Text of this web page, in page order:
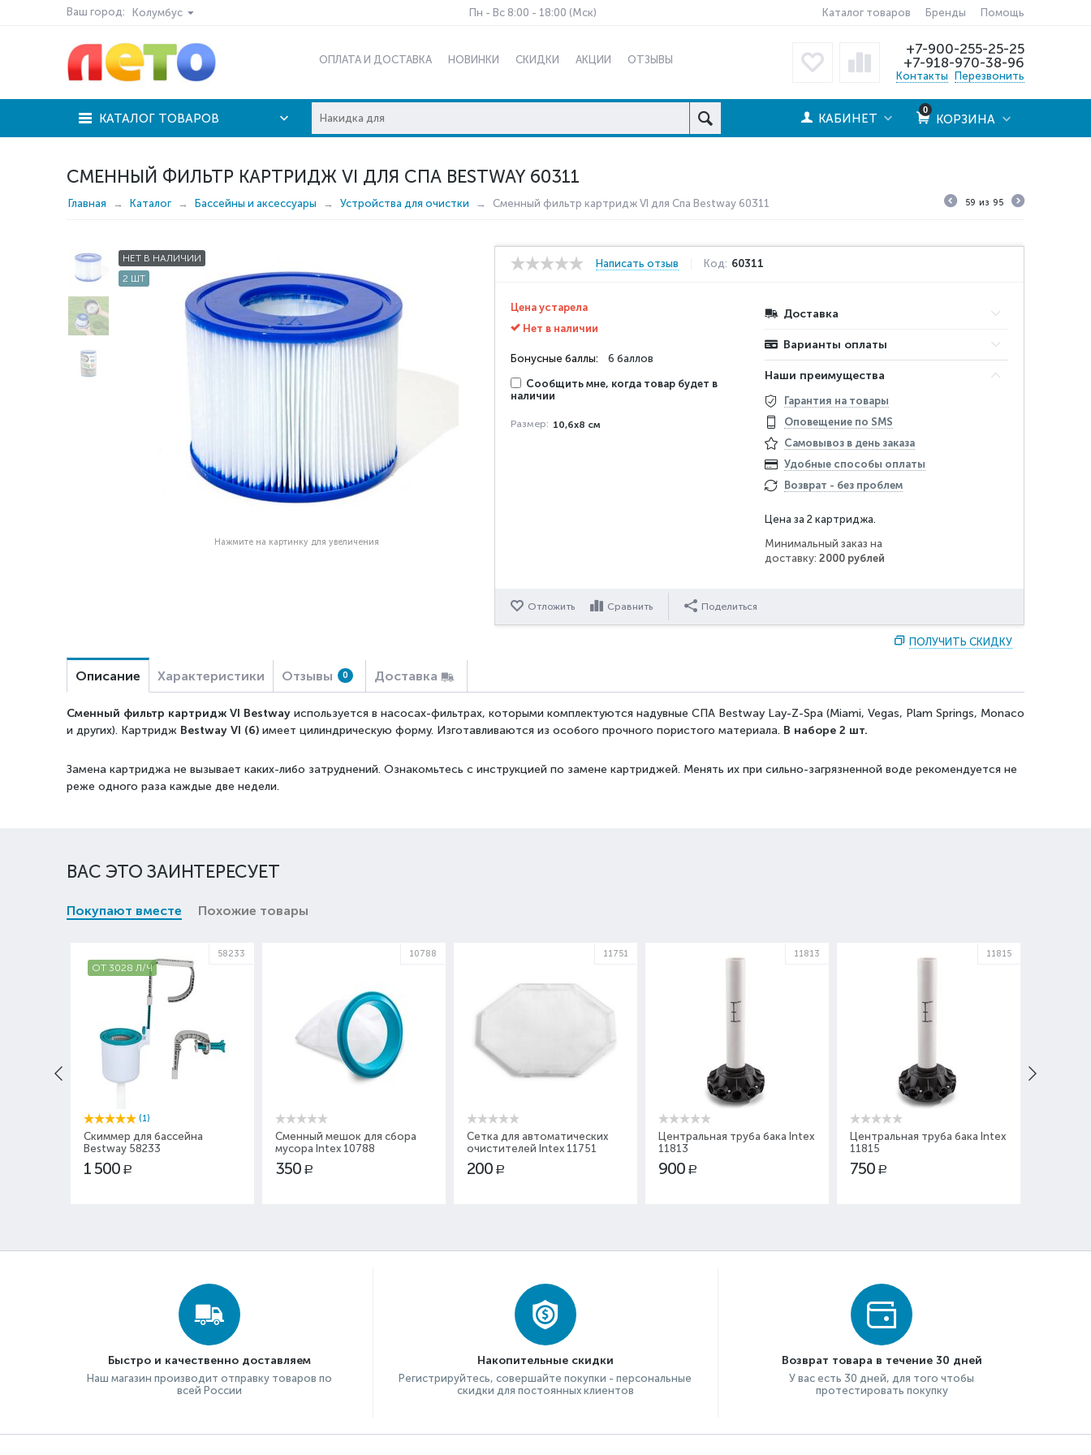
Ваш город: Колумбус Пн - Вс 8:00 - 18:00 (Мск) Каталог товаров Бренды Помощь
ОПЛАТА И ДОСТАВКА НОВИНКИ СКИДКИ АКЦИИ ОТЗЫВЫ
+7-900-255-25-25
+7-918-970-38-96
Контакты Перезвонить
КАТАЛОГ ТОВАРОВ
0
КОРЗИНА
КАБИНЕТ
СМЕННЫЙ ФИЛЬТР КАРТРИДЖ VI ДЛЯ СПА BESTWAY 60311
Главная Каталог Бассейны и аксессуары Устройства для очистки Сменный фильтр картридж VI для Спа Bestway 60311 59 из 95
НЕТ В НАЛИЧИИ
2 ШТ
Нажмите на картинку для увеличения
Написать отзыв Код: 60311
Цена устарела
Нет в наличии
Бонусные баллы: 6 баллов
Сообщить мне, когда товар будет в
наличии
Размер: 10,6х8 см
Доставка
Варианты оплаты
Наши преимущества
Гарантия на товары
Оповещение по SMS
Самовывоз в день заказа
Удобные способы оплаты
Возврат - без проблем
Цена за 2 картриджа.
Минимальный заказ на
доставку:2000 рублей
Отложить Сравнить Поделиться
ПОЛУЧИТЬ СКИДКУ
Описание Характеристики Отзывы 0 Доставка
Сменный фильтр картридж VI Bestway используется в насосах-фильтрах, которыми комплектуются надувные СПА Bestway Lay-Z-Spa (Miami, Vegas, Plam Springs, Monaco
и других). Картридж Bestway VI (6) имеет цилиндрическую форму. Изготавливаются из особого прочного пористого материала. В наборе 2 шт.
Замена картриджа не вызывает каких-либо затруднений. Ознакомьтесь с инструкцией по замене картриджей. Менять их при сильно-загрязненной воде рекомендуется не
реже одного раза каждые две недели.
ВАС ЭТО ЗАИНТЕРЕСУЕТ
Покупают вместе Похожие товары
ОТ 3028 Л/Ч
58233
(1)
Скиммер для бассейна
Bestway 58233
1 500 Р
10788
Сменный мешок для сбора
мусора Intex 10788
350 Р
11751
Сетка для автоматических
очистителей Intex 11751
200 Р
11813
Центральная труба бака Intex
11813
900 Р
11815
Центральная труба бака Intex
11815
750 Р
Быстро и качественно доставляем
Наш магазин производит отправку товаров по
всей России
Накопительные скидки
Регистрируйтесь, совершайте покупки - персональные
скидки для постоянных клиентов
Возврат товара в течение 30 дней
У вас есть 30 дней, для того чтобы
протестировать покупку